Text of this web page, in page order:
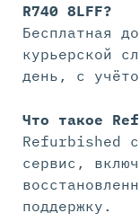
R740 8LFF?
Бесплатная
курьерской
день, с
Что такое
Refurbished
сервис,
поддержку.